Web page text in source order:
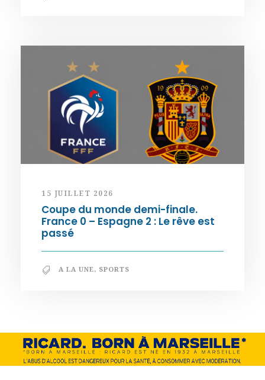
15 JUILLET 2026
Coupe du monde demi-finale.
France 0 – Espagne 2 : Le rêve est
passé
A LA UNE, SPORTS